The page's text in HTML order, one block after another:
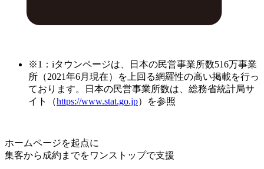
※1：iタウンページは、日本の民営事業所数516万事業
所（2021年6月現在）を上回る網羅性の高い掲載を行っ
ております。日本の民営事業所数は、総務省統計局サ
イト（https://www.stat.go.jp）を参照
ホームページを起点に
集客から成約までをワンストップで支援